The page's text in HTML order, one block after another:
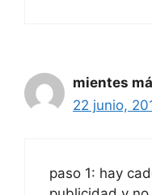
mientes
22 junio,
paso 1: hay